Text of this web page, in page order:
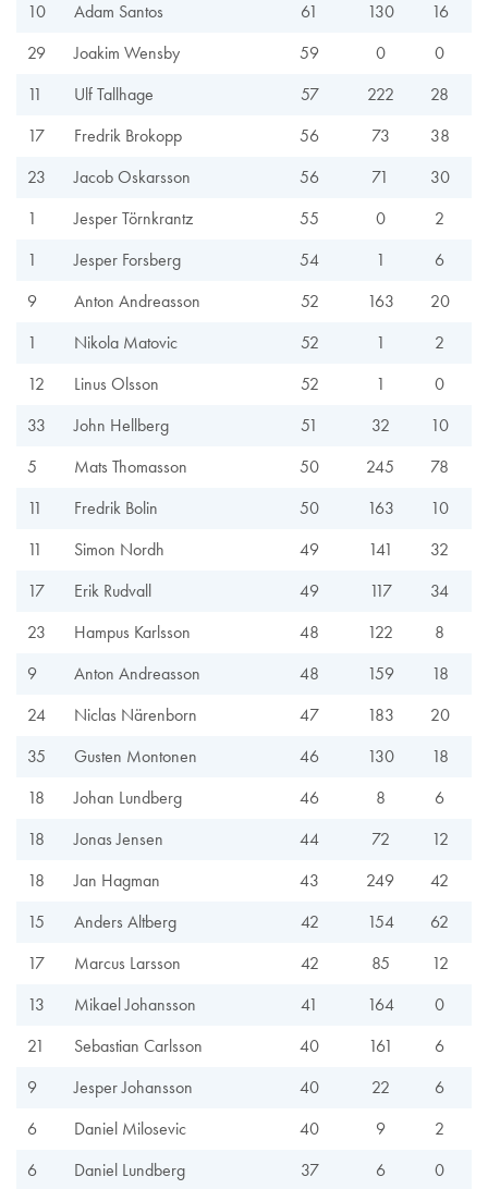
10 Adam Santos 61 130
16
29
Joakim Wensby 59 0
0
11
Ulf Tallhage 57 222
28
17
Fredrik Brokopp 56 73
38
23
Jacob Oskarsson 56 71
30
1
Jesper Törnkrantz 55 0
2
1
Jesper Forsberg 54 1
6
9
Anton Andreasson 52 163
20
1
Nikola Matovic 52 1
2
12
Linus Olsson 52 1
0
33
John Hellberg 51 32
10
5
Mats Thomasson 50 245
78
11
Fredrik Bolin 50 163
10
11
Simon Nordh 49 141
32
17
Erik Rudvall 49 117
34
23
Hampus Karlsson 48 122
8
9
Anton Andreasson 48 159
18
24
Niclas Närenborn 47 183
20
35
Gusten Montonen 46 130
18
18
Johan Lundberg 46 8
6
18
Jonas Jensen 44 72
12
18
Jan Hagman 43 249
42
15
Anders Altberg 42 154
62
17
Marcus Larsson 42 85
12
13
Mikael Johansson 41 164
0
21
Sebastian Carlsson 40 161
6
9
Jesper Johansson 40 22
6
6
Daniel Milosevic 40 9
2
6
Daniel Lundberg 37 6
0